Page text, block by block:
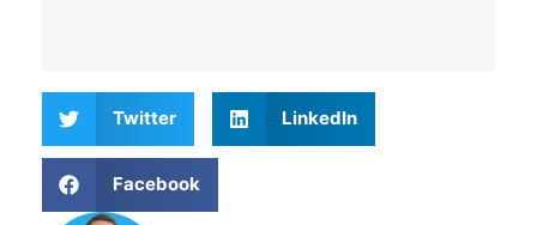
Twitter LinkedIn
Facebook